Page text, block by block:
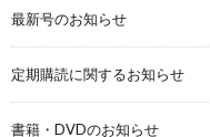
最新号のお知らせ
定期購読に関するお知らせ
書籍・DVDのお知らせ